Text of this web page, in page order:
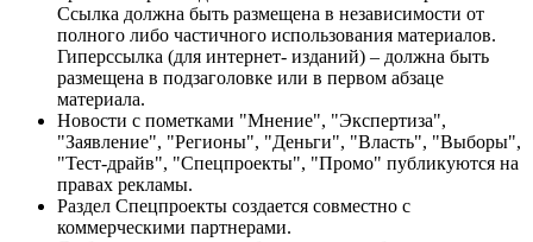
Ссылка должна быть размещена в независимости от
полного либо частичного использования материалов.
Гиперссылка (для интернет- изданий) – должна быть
размещена в подзаголовке или в первом абзаце
материала.
Новости с пометками "Мнение", "Экспертиза",
"Заявление", "Регионы", "Деньги", "Власть", "Выборы",
"Тест-драйв", "Спецпроекты", "Промо" публикуются на
правах рекламы.
Раздел Спецпроекты создается совместно с
коммерческими партнерами.